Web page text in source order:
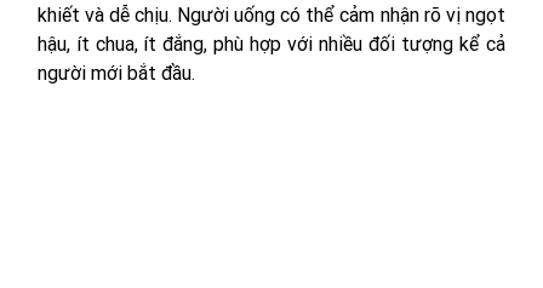
khiết và dễ chịu. Người uống có thể cảm nhận rõ vị ngọt
hậu, ít chua, ít đắng, phù hợp với nhiều đối tượng kể cả
người mới bắt đầu.